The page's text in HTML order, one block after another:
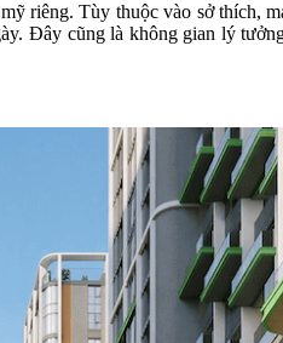
riêng. Tùy thuộc vào sở thích,
Đây cũng là không gian lý